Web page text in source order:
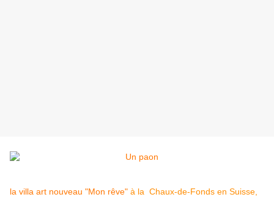
la villa art nouveau "Mon rêve" à la Chaux-de-Fonds en Suisse